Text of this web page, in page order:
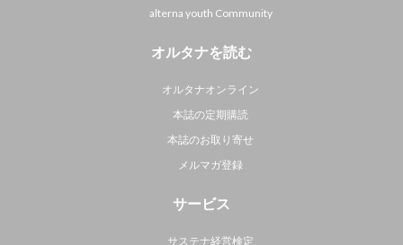
alterna youth Community
オルタナを読む
オルタナオンライン
本誌の定期購読
本誌のお取り寄せ
メルマガ登録
サービス
サステナ経営検定